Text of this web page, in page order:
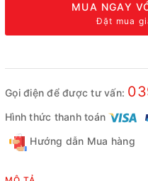
MUA NGAY
Đặt mua
Gọi điện để được tư vấn:
Hình thức thanh toán
Hướng dẫn Mua hàng